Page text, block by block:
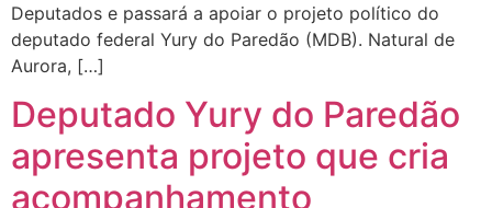
Deputados e passará a apoiar o projeto político do
deputado federal Yury do Paredão (MDB). Natural de
Aurora, […]
Deputado Yury do Paredão
apresenta projeto que cria
acompanhamento